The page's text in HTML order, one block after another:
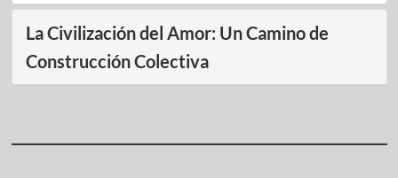
La Civilización del Amor: Un Camino de
Construcción Colectiva